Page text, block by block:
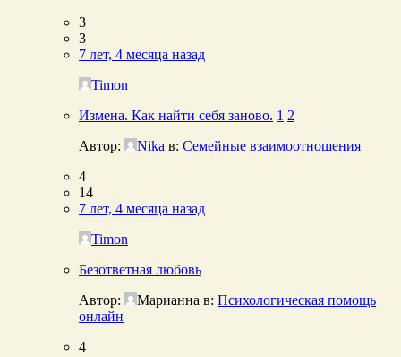
3
3
7 лет, 4 месяца назад
Timon
Измена. Как найти себя заново. 1 2
Автор:
Nika в: Семейные взаимоотношения
4
14
7 лет, 4 месяца назад
Timon
Безответная любовь
Автор:
Марианна в: Психологическая помощь
онлайн
4